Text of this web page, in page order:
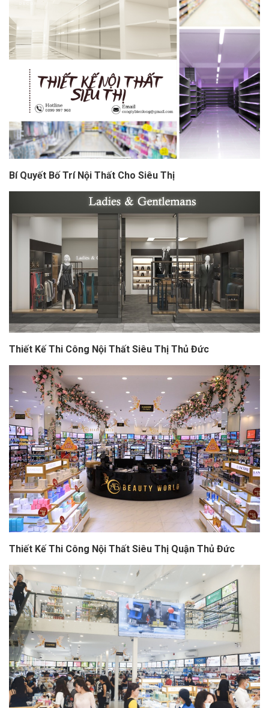
Bí Quyết Bố Trí Nội Thất Cho Siêu Thị
Thiết Kế Thi Công Nội Thất Siêu Thị Thủ Đức
Thiết Kế Thi Công Nội Thất Siêu Thị Quận Thủ Đức